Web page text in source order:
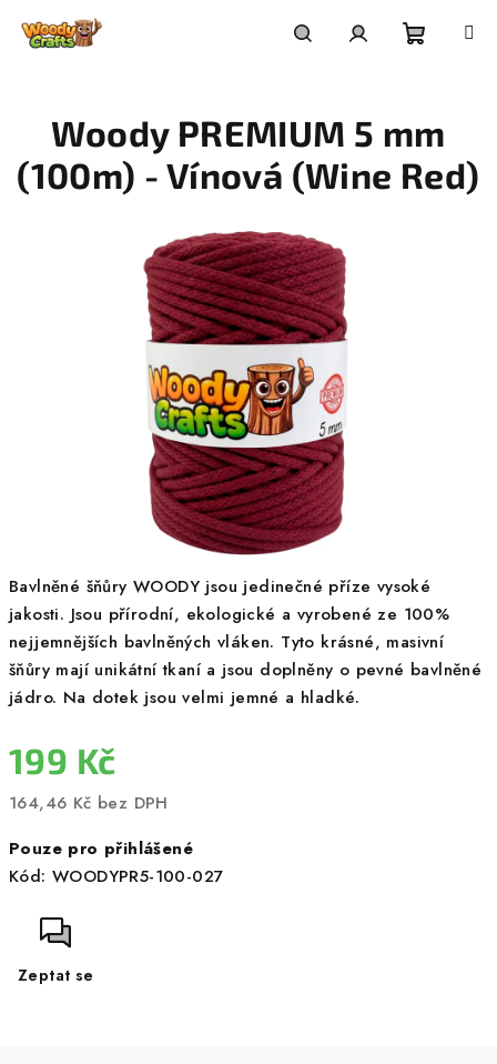
košík
Bavlněné šňůry WOODY jsou jedinečné příze vysoké
jakosti. Jsou přírodní, ekologické a vyrobené ze 100%
nejjemnějších bavlněných vláken. Tyto krásné, masivní
šňůry mají unikátní tkaní a jsou doplněny o pevné bavlněné
jádro. Na dotek jsou velmi jemné a hladké.
199 Kč
164,46 Kč bez DPH
cena:
Pouze pro přihlášené
Kód: WOODYPR5-100-027
Zeptat se
Woody PREMIUM 5 mm
(100m) - Vínová (Wine Red)